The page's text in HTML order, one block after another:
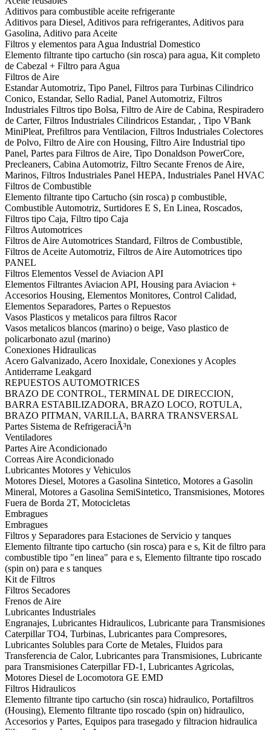
Aditivos para combustible aceite refrigerante
Aditivos para Diesel, Aditivos para refrigerantes, Aditivos para
Gasolina, Aditivo para Aceite
Filtros y elementos para Agua Industrial Domestico
Elemento filtrante tipo cartucho (sin rosca) para agua, Kit completo
de Cabezal + Filtro para Agua
Filtros de Aire
Estandar Automotriz, Tipo Panel, Filtros para Turbinas Cilindrico
Conico, Estandar, Sello Radial, Panel Automotriz, Filtros
Industriales Filtros tipo Bolsa, Filtro de Aire de Cabina, Respiradero
de Carter, Filtros Industriales Cilindricos Estandar, , Tipo VBank
MiniPleat, Prefiltros para Ventilacion, Filtros Industriales Colectores
de Polvo, Filtro de Aire con Housing, Filtro Aire Industrial tipo
Panel, Partes para Filtros de Aire, Tipo Donaldson PowerCore,
Precleaners, Cabina Automotriz, Filtro Secante Frenos de Aire,
Marinos, Filtros Industriales Panel HEPA, Industriales Panel HVAC
Filtros de Combustible
Elemento filtrante tipo Cartucho (sin rosca) p combustible,
Combustible Automotriz, Surtidores E S, En Linea, Roscados,
Filtros tipo Caja, Filtro tipo Caja
Filtros Automotrices
Filtros de Aire Automotrices Standard, Filtros de Combustible,
Filtros de Aceite Automotriz, Filtros de Aire Automotrices tipo
PANEL
Filtros Elementos Vessel de Aviacion API
Elementos Filtrantes Aviacion API, Housing para Aviacion +
Accesorios Housing, Elementos Monitores, Control Calidad,
Elementos Separadores, Partes o Repuestos
Vasos Plasticos y metalicos para filtros Racor
Vasos metalicos blancos (marino) o beige, Vaso plastico de
policarbonato azul (marino)
Conexiones Hidraulicas
Acero Galvanizado, Acero Inoxidale, Conexiones y Acoples
Antiderrame Leakgard
REPUESTOS AUTOMOTRICES
BRAZO DE CONTROL, TERMINAL DE DIRECCION,
BARRA ESTABILIZADORA, BRAZO LOCO, ROTULA,
BRAZO PITMAN, VARILLA, BARRA TRANSVERSAL
Partes Sistema de RefrigeraciÃ³n
Ventiladores
Partes Aire Acondicionado
Correas Aire Acondicionado
Lubricantes Motores y Vehiculos
Motores Diesel, Motores a Gasolina Sintetico, Motores a Gasolin
Mineral, Motores a Gasolina SemiSintetico, Transmisiones, Motores
Fuera de Borda 2T, Motocicletas
Embragues
Embragues
Filtros y Separadores para Estaciones de Servicio y tanques
Elemento filtrante tipo cartucho (sin rosca) para e s, Kit de filtro para
combustible tipo "en linea" para e s, Elemento filtrante tipo roscado
(spin on) para e s tanques
Kit de Filtros
Filtros Secadores
Frenos de Aire
Lubricantes Industriales
Engranajes, Lubricantes Hidraulicos, Lubricante para Transmisiones
Caterpillar TO4, Turbinas, Lubricantes para Compresores,
Lubricantes Solubles para Corte de Metales, Fluidos para
Transferencia de Calor, Lubricantes para Transmisiones, Lubricante
para Transmisiones Caterpillar FD-1, Lubricantes Agricolas,
Motores Diesel de Locomotora GE EMD
Filtros Hidraulicos
Elemento filtrante tipo cartucho (sin rosca) hidraulico, Portafiltros
(Housing), Elemento filtrante tipo roscado (spin on) hidraulico,
Accesorios y Partes, Equipos para trasegado y filtracion hidraulica